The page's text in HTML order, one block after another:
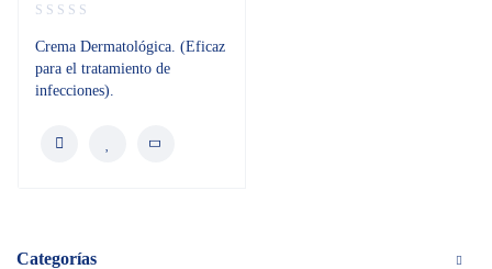
Categorías
Crema Dermatológica. (Eficaz
para el tratamiento de
infecciones).